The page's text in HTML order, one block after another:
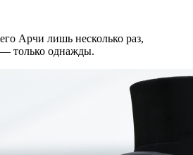
Арчи лишь несколько раз,
только однажды.